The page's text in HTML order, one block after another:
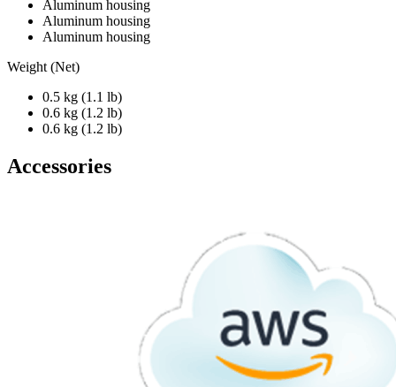
Aluminum housing
Aluminum housing
Aluminum housing
Weight (Net)
0.5 kg (1.1 lb)
0.6 kg (1.2 lb)
0.6 kg (1.2 lb)
Accessories